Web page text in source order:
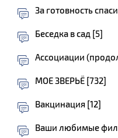
За готовность
Беседка в сад [5]
Ассоциации
МОЕ ЗВЕРЬЁ [732]
Вакцинация [12]
Ваши любимые